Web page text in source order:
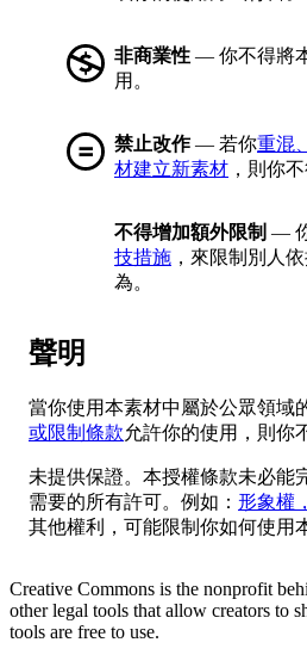
非商業性 — 你不得將
用。
禁止改作— 若你重混
材建立新素材 ，則你
不得增加額外限制 —
技措施 ，來限制別人
為。
聲明
當你使用本素材中屬於公眾領域
或限制條款允許你的使用，則你
未提供保證。本授權條款未必能
需要的所有許可。例如： 形象權
其他權利，可能限制你如何使用
Creative Commons is the nonprofit
other legal tools that allow creators to
tools are free to use.